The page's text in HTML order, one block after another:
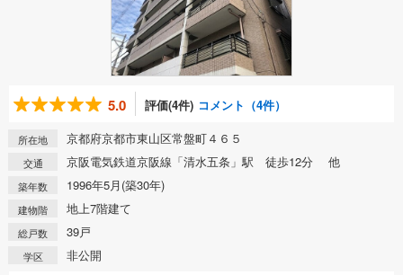
5.0 評価(4件) コメント（4件）
所在地 京都府京都市東山区常盤町４６５
交通 京阪電気鉄道京阪線「清水五条」駅 徒歩12分 他
築年数 1996年5月(築30年)
建物階 地上7階建て
総戸数 39戸
学区 非公開